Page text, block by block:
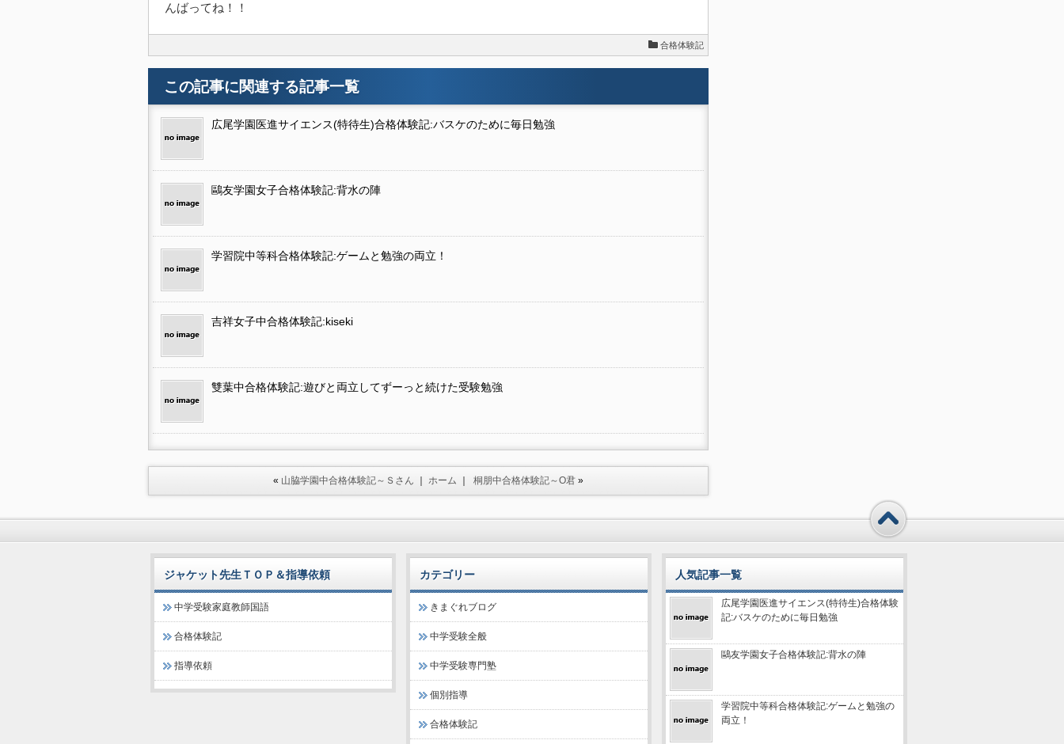
んばってね！！
合格体験記
この記事に関連する記事一覧
広尾学園医進サイエンス(特待生)合格体験記:バスケのために毎日勉強
鷗友学園女子合格体験記:背水の陣
学習院中等科合格体験記:ゲームと勉強の両立！
吉祥女子中合格体験記:kiseki
雙葉中合格体験記:遊びと両立してずーっと続けた受験勉強
« 山脇学園中合格体験記～Ｓさん ホーム 桐朋中合格体験記～O君 »
ジャケット先生ＴＯＰ＆指導依頼
中学受験家庭教師国語
合格体験記
指導依頼
カテゴリー
きまぐれブログ
中学受験全般
中学受験専門塾
個別指導
合格体験記
人気記事一覧
広尾学園医進サイエンス(特待生)合格体験
記:バスケのために毎日勉強
鷗友学園女子合格体験記:背水の陣
学習院中等科合格体験記:ゲームと勉強の
両立！